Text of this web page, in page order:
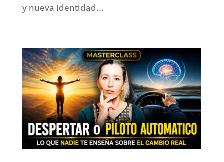
y nueva identidad...